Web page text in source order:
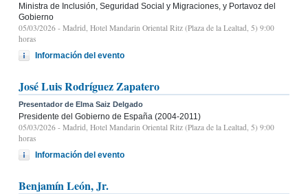
Ministra de Inclusión, Seguridad Social y Migraciones, y Portavoz del
Gobierno
05/03/2026 - Madrid, Hotel Mandarin Oriental Ritz (Plaza de la Lealtad, 5) 9:00
horas
Información del evento
José Luis Rodríguez Zapatero
Presentador de Elma Saiz Delgado
Presidente del Gobierno de España (2004-2011)
05/03/2026 - Madrid, Hotel Mandarin Oriental Ritz (Plaza de la Lealtad, 5) 9:00
horas
Información del evento
Benjamín León, Jr.